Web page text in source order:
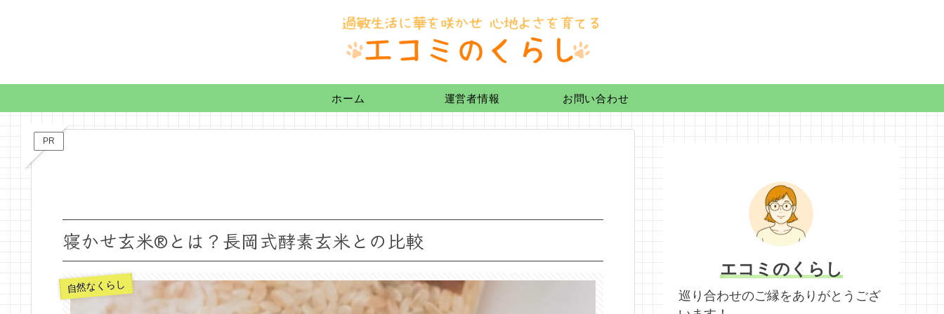
ホーム 運営者情報 お問い合わせ
PR
寝かせ玄米®とは？長岡式酵素玄米との比較
自然なくらし
エコミのくらし
巡り合わせのご縁をありがとうござ